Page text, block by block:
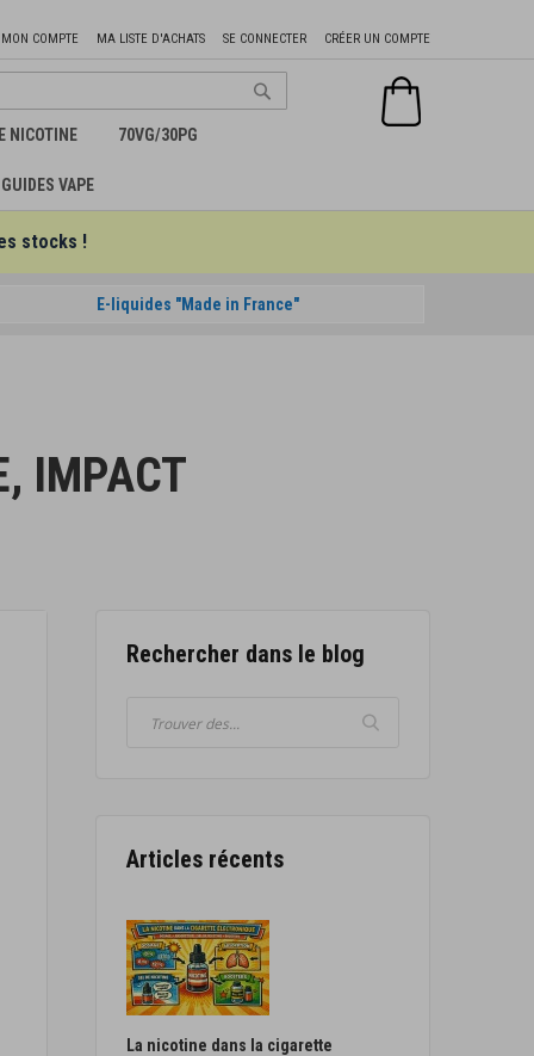
MON COMPTE MA LISTE D'ACHATS SE CONNECTER CRÉER UN COMPTEau
Chercher
NICOTINE 70VG/30PG
GUIDES VAPE
stocks !
E-liquides "Made in France"
IMPACT
Rechercher dans le blog
Articles récents
La nicotine dans la cigarette